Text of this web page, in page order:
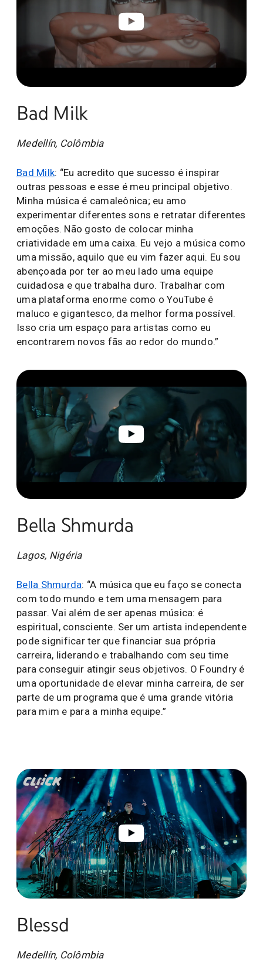
Bad Milk
Medellín, Colômbia
Bad Milk: “Eu acredito que sucesso é inspirar
outras pessoas e esse é meu principal objetivo.
Minha música é camaleônica; eu amo
experimentar diferentes sons e retratar diferentes
emoções. Não gosto de colocar minha
criatividade em uma caixa. Eu vejo a música como
uma missão, aquilo que eu vim fazer aqui. Eu sou
abençoada por ter ao meu lado uma equipe
cuidadosa e que trabalha duro. Trabalhar com
uma plataforma enorme como o YouTube é
maluco e gigantesco, da melhor forma possível.
Isso cria um espaço para artistas como eu
encontrarem novos fãs ao redor do mundo.”
Bella Shmurda
Lagos, Nigéria
Bella Shmurda: “A música que eu faço se conecta
com todo mundo e tem uma mensagem para
passar. Vai além de ser apenas música: é
espiritual, consciente. Ser um artista independente
pode significar ter que financiar sua própria
carreira, liderando e trabalhando com seu time
para conseguir atingir seus objetivos. O Foundry é
uma oportunidade de elevar minha carreira, de ser
parte de um programa que é uma grande vitória
para mim e para a minha equipe.”
Blessd
Medellín, Colômbia